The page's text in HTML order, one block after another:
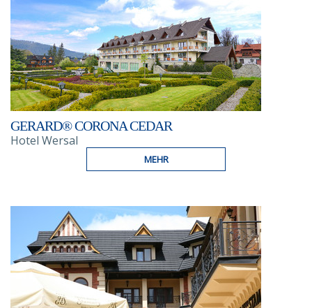
GERARD® CORONA CEDAR
Hotel Wersal
MEHR